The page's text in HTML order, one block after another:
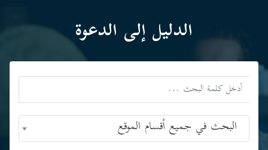
الدليل إلى الدعوة
البحث في جميع أقسام الموقع